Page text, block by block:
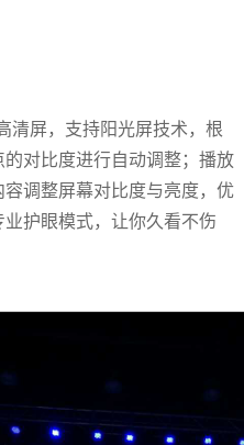
清屏，支持阳光屏技术，根
对比度进行自动调整；播放
调整屏幕对比度与亮度，优
护眼模式，让你久看不伤